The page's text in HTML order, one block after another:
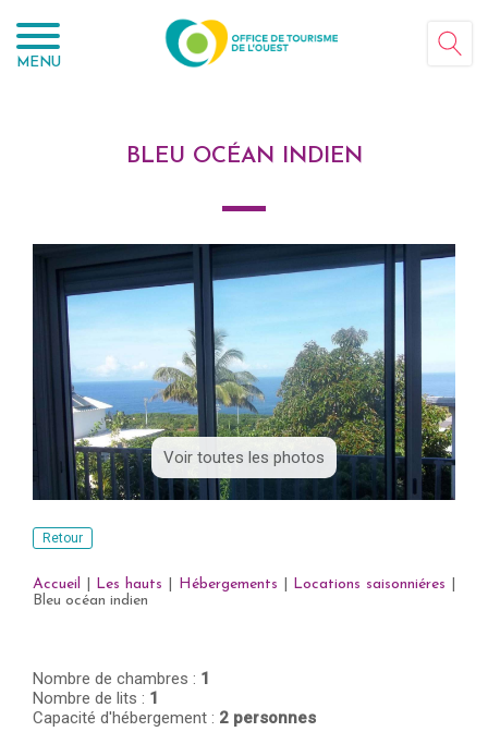
MENU
BLEU OCÉAN INDIEN
Voir toutes les photos
Retour
Accueil Les hauts Hébergements Locations saisonniéres
Bleu océan indien
Nombre de chambres : 1
Nombre de lits : 1
Capacité d'hébergement : 2 personnes